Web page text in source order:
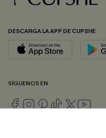
DESCARGA LA APP DE CUPSHE
SÍGUENOS EN